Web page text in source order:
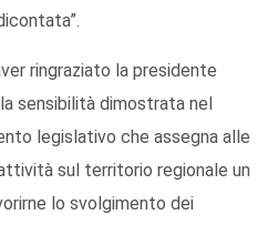
ringraziato la presidente
sensibilità dimostrata nel
legislativo che assegna alle
sul territorio regionale un
lo svolgimento dei